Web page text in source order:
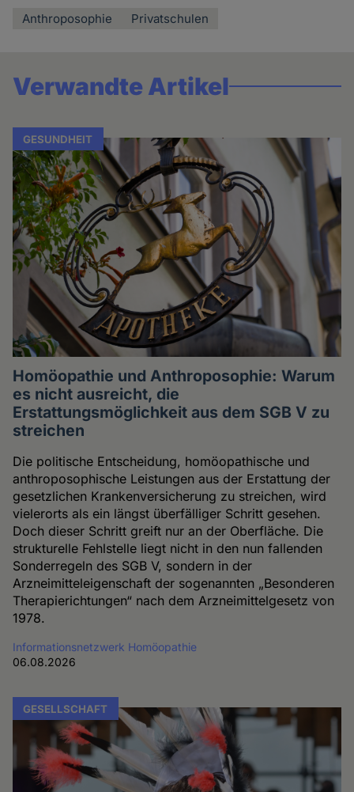
Anthroposophie Privatschulen
Verwandte Artikel
GESUNDHEIT
Homöopathie und Anthroposophie: Warum
es nicht ausreicht, die
Erstattungsmöglichkeit aus dem SGB V zu
streichen
Die politische Entscheidung, homöopathische und
anthroposophische Leistungen aus der Erstattung der
gesetzlichen Krankenversicherung zu streichen, wird
vielerorts als ein längst überfälliger Schritt gesehen.
Doch dieser Schritt greift nur an der Oberfläche. Die
strukturelle Fehlstelle liegt nicht in den nun fallenden
Sonderregeln des SGB V, sondern in der
Arzneimitteleigenschaft der sogenannten „Besonderen
Therapierichtungen“ nach dem Arzneimittelgesetz von
1978.
Informationsnetzwerk Homöopathie
06.08.2026
GESELLSCHAFT